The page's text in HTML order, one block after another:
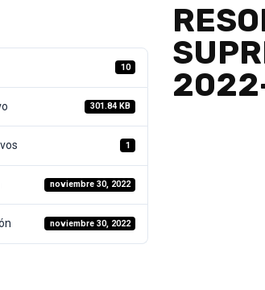
10
301.84 KB
1
noviembre 30, 2022
noviembre 30, 2022